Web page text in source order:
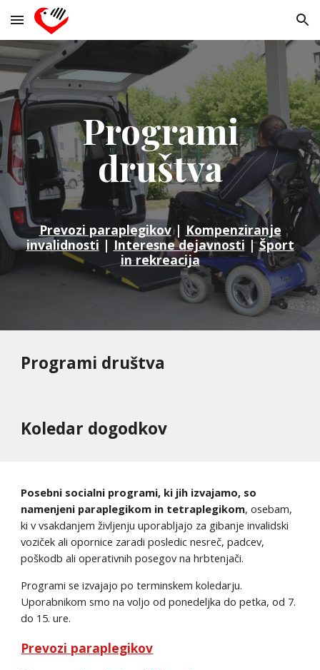
Skip to main content Skip to navigation
Programi
društva
Prevozi paraplegikov| Kompenziranje
invalidnosti | Interesne dejavnosti |Šport
in rekreacija
Programi društva
Koledar dogodkov
Posebni socialni programi, ki jih izvajamo, so
namenjeni paraplegikom in tetraplegikom, osebam,
ki v vsakdanjem življenju uporabljajo za gibanje invalidski
voziček ali opornice zaradi posledic nesreč, padcev,
poškodb ali operativnih posegov na hrbtenjači.
Programi se izvajajo po terminskem koledarju.
Uporabnikom smo na voljo od ponedeljka do petka, od 7.
do 15. ure.
Prevozi paraplegikov